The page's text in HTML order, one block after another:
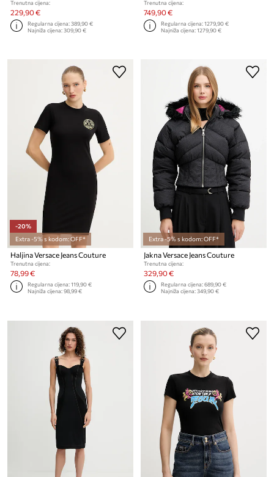
Trenutna cijena:
229,90 €
Regularna cijena:389,90 €
Najniža cijena:309,90 €
Trenutna cijena:
749,90 €
Regularna cijena:1279,90 €
Najniža cijena:1279,90 €
-20%
Extra -5% s kodom: OFF*
Haljina Versace Jeans Couture
Trenutna cijena:
78,99 €
Regularna cijena:119,90 €
Najniža cijena:98,99 €
Extra -5% s kodom: OFF*
Jakna Versace Jeans Couture
Trenutna cijena:
329,90 €
Regularna cijena:689,90 €
Najniža cijena:349,90 €